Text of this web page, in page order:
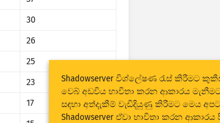
30
26
25
23
17
Shadowserver විශ්ලේෂණ රැස් කිරීමට
වෙබ් අඩවිය භාවිතා කරන ආකාරය
සඳහා අත්දැකීම් වැඩිදියුණු කිරීමට මෙය
Shadowserver ඒවා භාවිතා කරන